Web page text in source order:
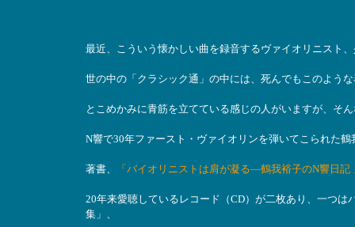
最近、こういう懐かしい曲を録音するヴァイオリニスト
世の中の「クラシック通」の中には、死んでもこのよう
とこめかみに青筋を立てている感じの人がいますが、そ
N響で30年ファースト・ヴァイオリンを弾いてこられた鶴
著書、 「バイオリニストは肩が凝る―鶴我裕子のN響日記
20年来愛聴しているレコード（CD）が二枚あり、一つ
集」、